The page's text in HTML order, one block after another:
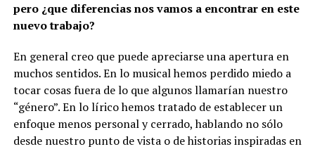
pero ¿que diferencias nos vamos a encontrar en este
nuevo trabajo?
En general creo que puede apreciarse una apertura en
muchos sentidos. En lo musical hemos perdido miedo a
tocar cosas fuera de lo que algunos llamarían nuestro
“género”. En lo lírico hemos tratado de establecer un
enfoque menos personal y cerrado, hablando no sólo
desde nuestro punto de vista o de historias inspiradas en